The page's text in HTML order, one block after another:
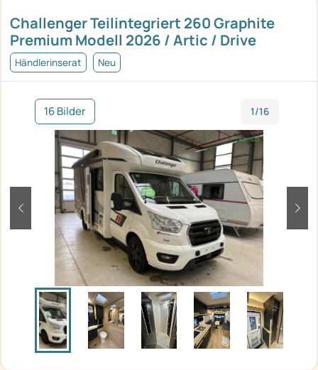
Challenger Teilintegriert 260 Graphite
Premium Modell 2026 / Artic / Drive
Händlerinserat Neu
16 Bilder 1/16
zurück